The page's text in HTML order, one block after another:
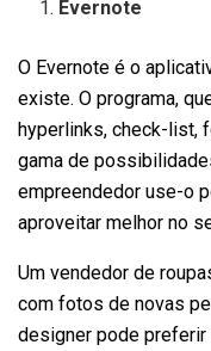
Evernote
O Evernote é o
existe. O programa,
hyperlinks, check-list,
gama de
empreendedor use-o
aproveitar melhor no
Um vendedor de
com fotos de novas
designer pode preferir